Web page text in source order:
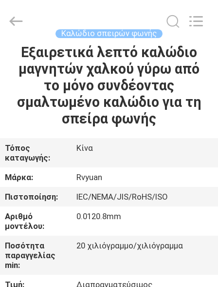
ΣΠΊΤΙ
ΠΡΟΪΌΝΤΑ
ΒΊΝΤΕΟ
ΠΕΡΊΠΟΥ
ΕΜΕΊΣ
ΓΎΡΟΣ
ΕΡΓΟΣΤΑΣΊΩΝ
ΠΟΙΟΤΙΚΌΣ
ΈΛΕΓΧΟΣ
Material
Co,.Ltd.
Καλώδιο σπειρών φωνής
Εξαιρετικά λεπτό καλώδιο
μαγνητών χαλκού γύρω από
το μόνο συνδέοντας
σμαλτωμένο καλώδιο για τη
σπείρα φωνής
Τόπος
καταγωγής:
Κίνα
Μάρκα:
Rvyuan
Πιστοποίηση:
IEC/NEMA/JIS/RoHS/ISO
Αριθμό
μοντέλου:
0.0120.8mm
Ποσότητα
παραγγελίας
min:
20 χιλιόγραμμο/χιλιόγραμμα
Τιμή:
Διαπραγματεύσιμος